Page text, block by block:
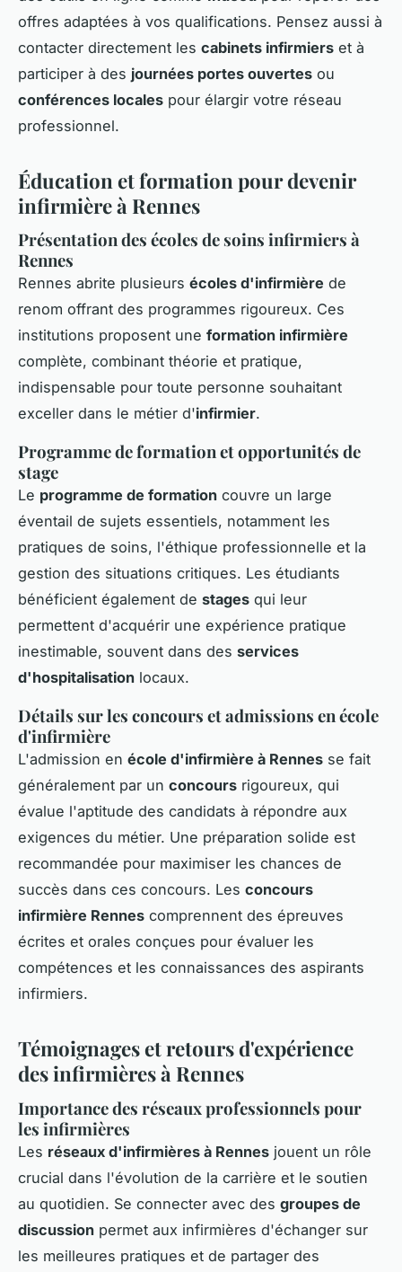
offres adaptées à vos qualifications. Pensez aussi à
contacter directement les cabinets infirmiers et à
participer à des journées portes ouvertes ou
conférences locales pour élargir votre réseau
professionnel.
Éducation et formation pour devenir
infirmière à Rennes
Présentation des écoles de soins infirmiers à
Rennes
Rennes abrite plusieurs écoles d'infirmière de
renom offrant des programmes rigoureux. Ces
institutions proposent une formation infirmière
complète, combinant théorie et pratique,
indispensable pour toute personne souhaitant
exceller dans le métier d'infirmier.
Programme de formation et opportunités de
stage
Le programme de formation couvre un large
éventail de sujets essentiels, notamment les
pratiques de soins, l'éthique professionnelle et la
gestion des situations critiques. Les étudiants
bénéficient également de stages qui leur
permettent d'acquérir une expérience pratique
inestimable, souvent dans des services
d'hospitalisation locaux.
Détails sur les concours et admissions en école
d'infirmière
L'admission en école d'infirmière à Rennes se fait
généralement par un concours rigoureux, qui
évalue l'aptitude des candidats à répondre aux
exigences du métier. Une préparation solide est
recommandée pour maximiser les chances de
succès dans ces concours. Les concours
infirmière Rennes comprennent des épreuves
écrites et orales conçues pour évaluer les
compétences et les connaissances des aspirants
infirmiers.
Témoignages et retours d'expérience
des infirmières à Rennes
Importance des réseaux professionnels pour
les infirmières
Les réseaux d'infirmières à Rennes jouent un rôle
crucial dans l'évolution de la carrière et le soutien
au quotidien. Se connecter avec des groupes de
discussion permet aux infirmières d'échanger sur
les meilleures pratiques et de partager des